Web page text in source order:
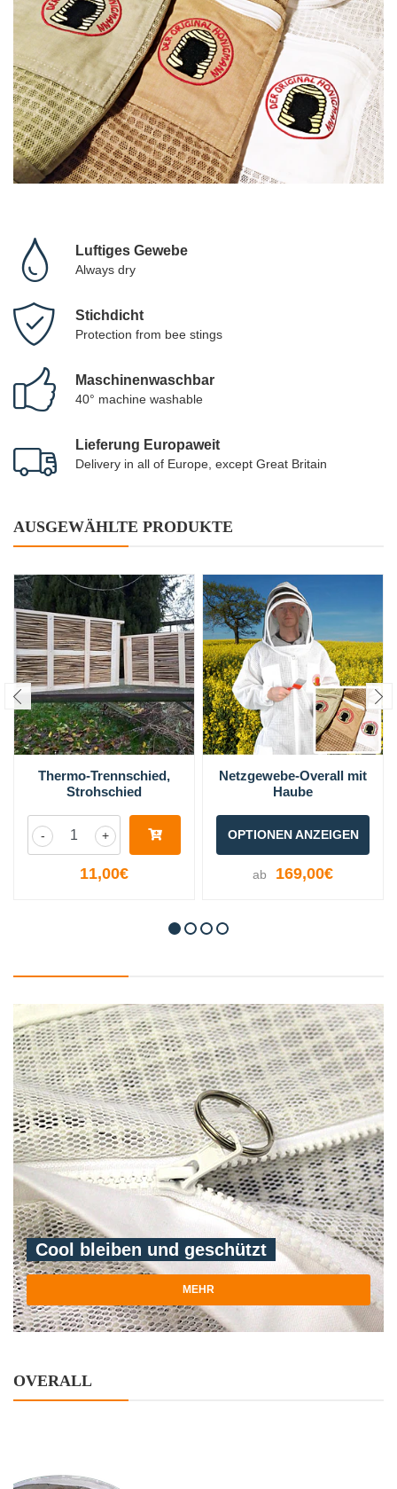
Luftiges Gewebe
Always dry
Stichdicht
Protection from bee stings
Maschinenwaschbar
40° machine washable
Lieferung Europaweit
Delivery in all of Europe, except Great Britain
AUSGEWÄHLTE PRODUKTE
Thermo-Trennschied,
Strohschied
+
-
11,00€
Netzgewebe-Overall mit
Haube
OPTIONEN ANZEIGEN
ab 169,00€
Cool bleiben und geschützt
MEHR
OVERALL